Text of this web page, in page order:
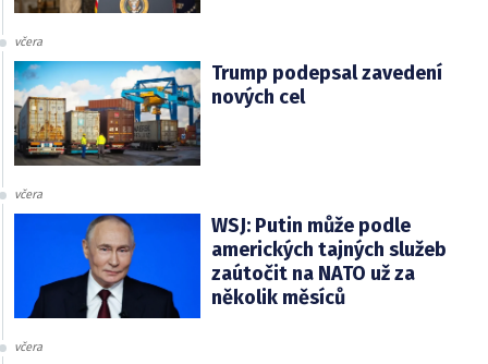
včera
Trump podepsal zavedení
nových cel
včera
WSJ: Putin může podle
amerických tajných služeb
zaútočit na NATO už za
několik měsíců
včera